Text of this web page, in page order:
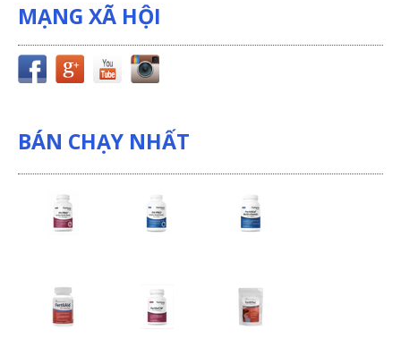
MẠNG XÃ HỘI
BÁN CHẠY NHẤT